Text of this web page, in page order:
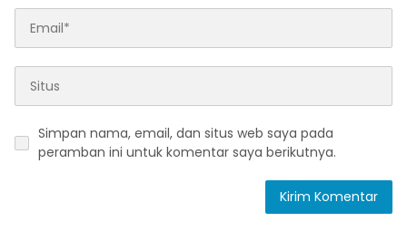
Simpan nama, email, dan situs web saya pada
peramban ini untuk komentar saya berikutnya.